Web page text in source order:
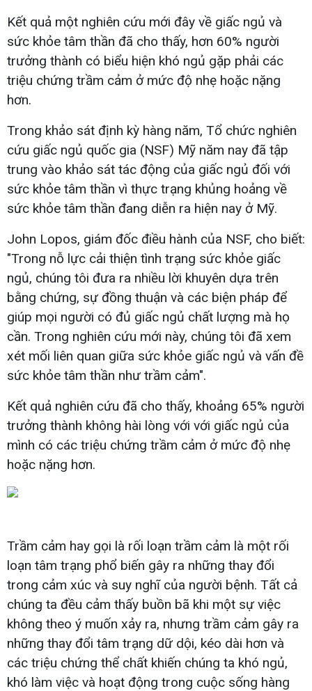
Kết quả một nghiên cứu mới đây về giấc ngủ và
sức khỏe tâm thần đã cho thấy, hơn 60% người
trưởng thành có biểu hiện khó ngủ gặp phải các
triệu chứng trầm cảm ở mức độ nhẹ hoặc nặng
hơn.
Trong khảo sát định kỳ hàng năm, Tổ chức nghiên
cứu giấc ngủ quốc gia (NSF) Mỹ năm nay đã tập
trung vào khảo sát tác động của giấc ngủ đối với
sức khỏe tâm thần vì thực trạng khủng hoảng về
sức khỏe tâm thần đang diễn ra hiện nay ở Mỹ.
John Lopos, giám đốc điều hành của NSF, cho biết:
"Trong nỗ lực cải thiện tình trạng sức khỏe giấc
ngủ, chúng tôi đưa ra nhiều lời khuyên dựa trên
bằng chứng, sự đồng thuận và các biện pháp để
giúp mọi người có đủ giấc ngủ chất lượng mà họ
cần. Trong nghiên cứu mới này, chúng tôi đã xem
xét mối liên quan giữa sức khỏe giấc ngủ và vấn đề
sức khỏe tâm thần như trầm cảm".
Kết quả nghiên cứu đã cho thấy, khoảng 65% người
trưởng thành không hài lòng với với giấc ngủ của
mình có các triệu chứng trầm cảm ở mức độ nhẹ
hoặc nặng hơn.
Trầm cảm hay gọi là rối loạn trầm cảm là một rối
loạn tâm trạng phổ biến gây ra những thay đổi
trong cảm xúc và suy nghĩ của người bệnh. Tất cả
chúng ta đều cảm thấy buồn bã khi một sự việc
không theo ý muốn xảy ra, nhưng trầm cảm gây ra
những thay đổi tâm trạng dữ dội, kéo dài hơn và
các triệu chứng thể chất khiến chúng ta khó ngủ,
khó làm việc và hoạt động trong cuộc sống hàng